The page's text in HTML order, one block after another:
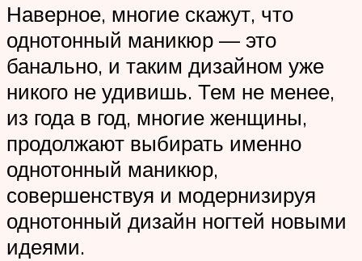
Наверное, многие скажут, что
однотонный маникюр — это
банально, и таким дизайном уже
никого не удивишь. Тем не менее,
из года в год, многие женщины,
продолжают выбирать именно
однотонный маникюр,
совершенствуя и модернизируя
однотонный дизайн ногтей новыми
идеями.